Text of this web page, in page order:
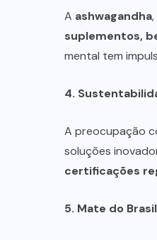
A ashwagandha
suplementos,
mental tem
4.
A preocupação
soluções
certificações
5. Mate do
Caffeine